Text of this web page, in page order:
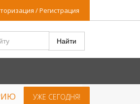
/ Регистрация
УЖЕ СЕГОДНЯ!